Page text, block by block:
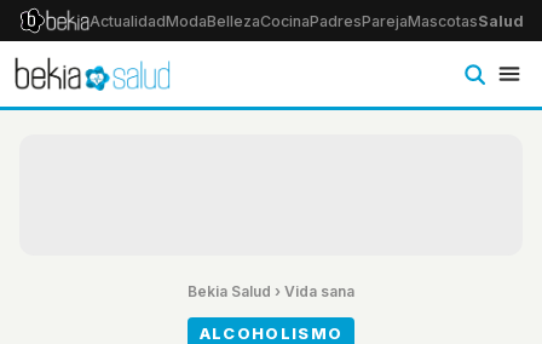
ActualidadModaBellezaCocinaPadresParejaMascotasSalud
Bekia Salud › Vida sana
ALCOHOLISMO